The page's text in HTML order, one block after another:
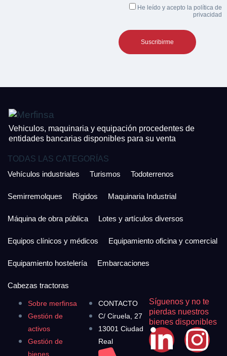
He leído y acepto la política de
privacidad
Vehiculos, maquinaria y equipación procedentes de
entidades bancarias disponibles para su venta
Sobre merfinsa
Gestión de
activos
Gestión de
bienes
CONTACTO
C/ Ciruela, 27
13001 Ciudad
Real
Síguenos y no te
pierdas nuestros
bienes disponibles
TODAS LAS CATEGORÍAS
Vehículos industriales
Turismos Todoterrenos
Semirremolques Rígidos Maquinaria Industrial
Máquina de obra pública Lotes y artículos diversos
Equipos clínicos y médicos Equipamiento oficina y comercial
Equipamiento hostelería Embarcaciones
Cabezas tractoras
Acepto la Política de Privacidad y las Condiciones de Uso.
continuación confirma que estás de acuerdo con ambas.